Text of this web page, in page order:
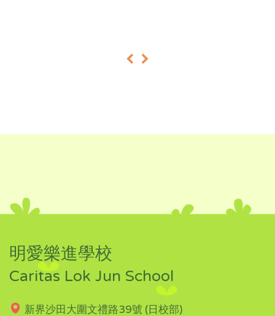
« »
明愛樂進學校
Caritas Lok Jun School
新界沙田大圍文禮路39號 (日校部)